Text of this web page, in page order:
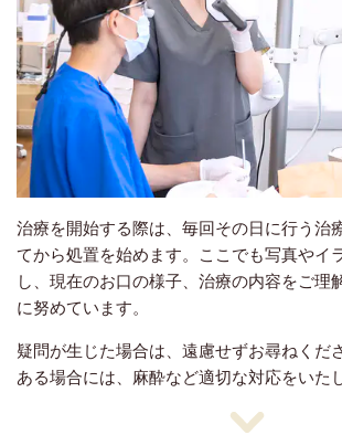
治療を開始する際は、毎回その日に行う治
てから処置を始めます。ここでも写真やイ
し、現在のお口の様子、治療の内容をご理
に努めています。
疑問が生じた場合は、遠慮せずお尋ねくだ
ある場合には、麻酔など適切な対応をいた